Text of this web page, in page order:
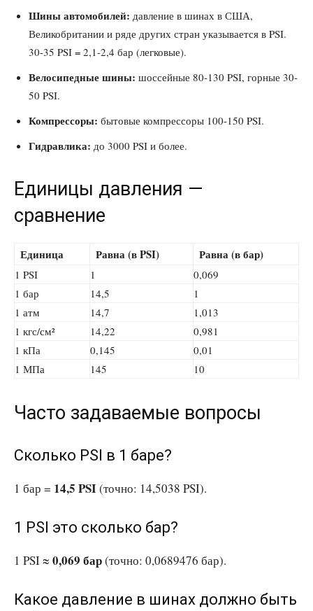
Шины автомобилей: давление в шинах в США,
Великобритании и ряде других стран указывается в PSI.
30-35 PSI = 2,1-2,4 бар (легковые).
Велосипедные шины: шоссейные 80-130 PSI, горные 30-
50 PSI.
Компрессоры: бытовые компрессоры 100-150 PSI.
Гидравлика: до 3000 PSI и более.
Единицы давления —
сравнение
Единица Равна (в PSI) Равна (в бар)
1 PSI 1
0,069
1 бар
14,5
1
1 атм
14,7
1,013
1 кгс/см²
14,22
0,981
1 кПа
0,145
0,01
1 МПа
145 10
Часто задаваемые вопросы
Сколько PSI в 1 баре?
1 бар = 14,5 PSI(точно: 14,5038 PSI).
1 PSI это сколько бар?
1 PSI ≈ 0,069 бар(точно: 0,0689476 бар).
Какое давление в шинах должно быть